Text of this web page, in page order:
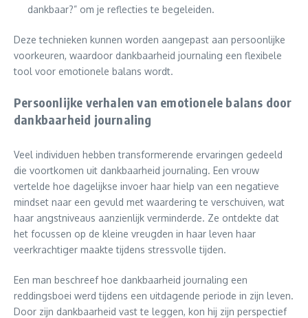
dankbaar?” om je reflecties te begeleiden.
Deze technieken kunnen worden aangepast aan persoonlijke
voorkeuren, waardoor dankbaarheid journaling een flexibele
tool voor emotionele balans wordt.
Persoonlijke verhalen van emotionele balans door
dankbaarheid journaling
Veel individuen hebben transformerende ervaringen gedeeld
die voortkomen uit dankbaarheid journaling. Een vrouw
vertelde hoe dagelijkse invoer haar hielp van een negatieve
mindset naar een gevuld met waardering te verschuiven, wat
haar angstniveaus aanzienlijk verminderde. Ze ontdekte dat
het focussen op de kleine vreugden in haar leven haar
veerkrachtiger maakte tijdens stressvolle tijden.
Een man beschreef hoe dankbaarheid journaling een
reddingsboei werd tijdens een uitdagende periode in zijn leven.
Door zijn dankbaarheid vast te leggen, kon hij zijn perspectief